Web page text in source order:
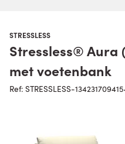
STRESSLESS
Stressless® Aura
met voetenbank
Ref: STRESSLESS-